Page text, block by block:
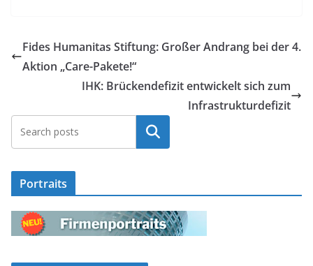
Fides Humanitas Stiftung: Großer Andrang bei der 4.
Aktion „Care-Pakete!“
IHK: Brückendefizit entwickelt sich zum
Infrastrukturdefizit
Suchen
Portraits